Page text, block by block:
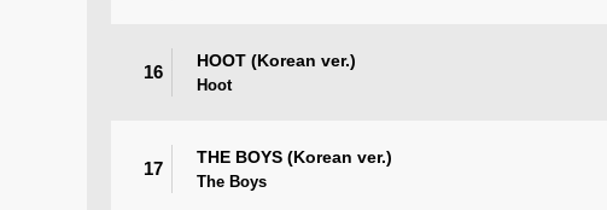
16
HOOT (Korean ver.)
Hoot
17
THE BOYS (Korean ver.)
The Boys